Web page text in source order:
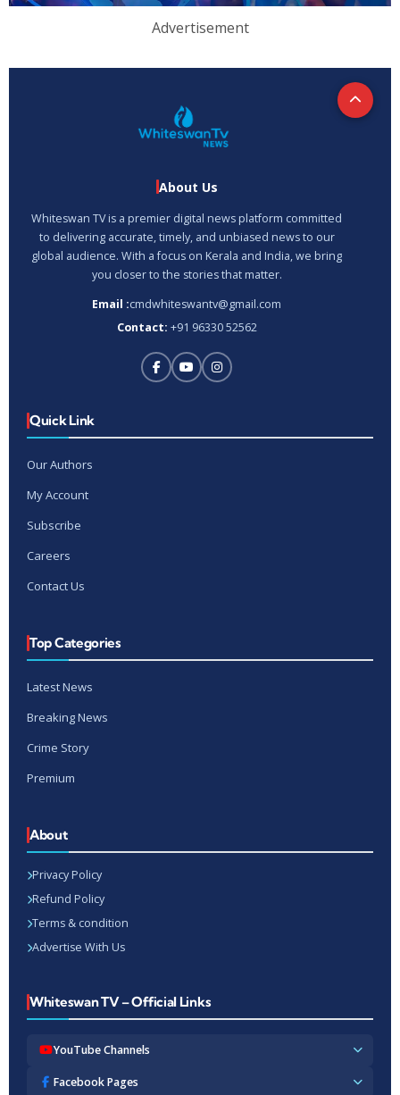
Advertisement
About Us
Whiteswan TV is a premier digital news platform committed
to delivering accurate, timely, and unbiased news to our
global audience. With a focus on Kerala and India, we bring
you closer to the stories that matter.
Email :cmdwhiteswantv@gmail.com
Contact: +91 96330 52562
Quick Link
Our Authors
My Account
Subscribe
Careers
Contact Us
Top Categories
Latest News
Breaking News
Crime Story
Premium
About
Privacy Policy
Refund Policy
Terms & condition
Advertise With Us
Whiteswan TV – Official Links
YouTube Channels
Whiteswan TV News
Facebook Pages